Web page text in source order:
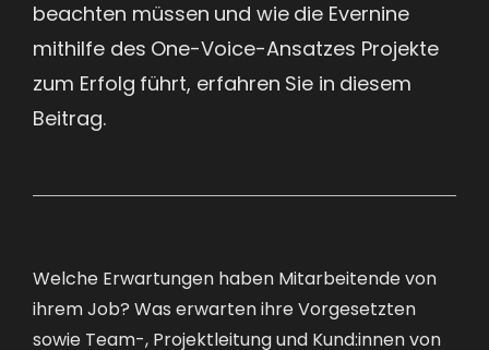
beachten müssen und wie die Evernine
mithilfe des One-Voice-Ansatzes Projekte
zum Erfolg führt, erfahren Sie in diesem
Beitrag.
Welche Erwartungen haben Mitarbeitende von
ihrem Job? Was erwarten ihre Vorgesetzten
sowie Team-, Projektleitung und Kund:innen von